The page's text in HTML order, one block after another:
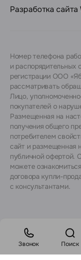
Разработка сайта
Номер телефона
и распорядительных
регистрации ООО
рассматривать
Лицо,
покупателей о
Размещенная на
получения общего
потребителем
сайт и размещенная
публичной офертой.
можете ознакомиться
договора купли-
с консультантами.
Звонок Поиск